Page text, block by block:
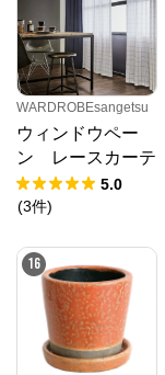
WARDROBEsangetsu
ウィンドウペー
ン レースカーテ
ン
5.0
(3件)
16